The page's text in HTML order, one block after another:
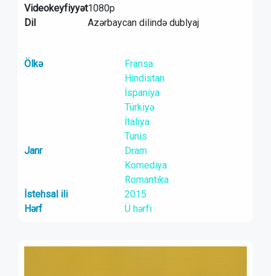
Videokeyfiyyət1080p
Dil
Azərbaycan dilində dublyaj
Ölkə
Fransa
Hindistan
İspaniya
Türkiyə
İtaliya
Tunis
Janr
Dram
Komediya
Romantika
İstehsal ili
2015
Hərf
Ü hərfi